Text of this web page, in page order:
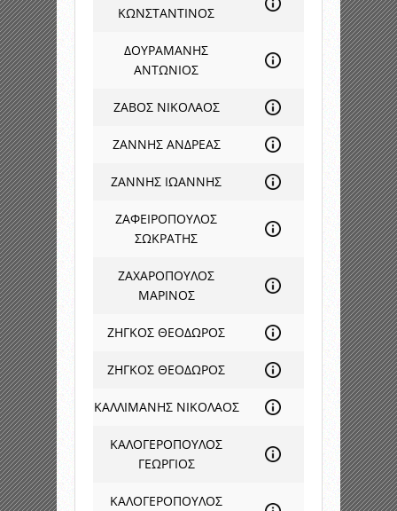
ΚΩΝΣΤΑΝΤΙΝΟΣ
ΔΟΥΡΑΜΑΝΗΣ
ΑΝΤΩΝΙΟΣ
ΖΑΒΟΣ ΝΙΚΟΛΑΟΣ
ΖΑΝΝΗΣ ΑΝΔΡΕΑΣ
ΖΑΝΝΗΣ ΙΩΑΝΝΗΣ
ΖΑΦΕΙΡΟΠΟΥΛΟΣ
ΣΩΚΡΑΤΗΣ
ΖΑΧΑΡΟΠΟΥΛΟΣ
ΜΑΡΙΝΟΣ
ΖΗΓΚΟΣ ΘΕΟΔΩΡΟΣ
ΖΗΓΚΟΣ ΘΕΟΔΩΡΟΣ
ΚΑΛΛΙΜΑΝΗΣ ΝΙΚΟΛΑΟΣ
ΚΑΛΟΓΕΡΟΠΟΥΛΟΣ
ΓΕΩΡΓΙΟΣ
ΚΑΛΟΓΕΡΟΠΟΥΛΟΣ